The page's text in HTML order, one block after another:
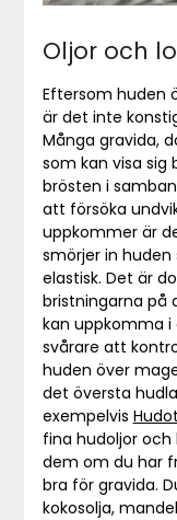
Oljor och
Eftersom huden
är det inte
Många gravida,
som kan visa
brösten i
att försöka
uppkommer är
smörjer in
elastisk. Det är
bristningarna på
kan uppkomma i
svårare att
huden över
det översta
exempelvis
fina hudoljor
dem om du har
bra för gravida.
kokosolja,